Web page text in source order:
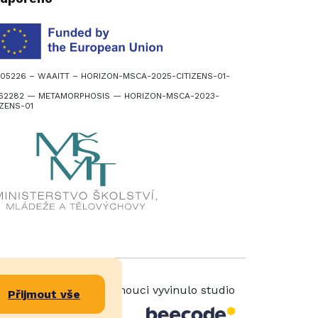
Přijmout vše
– WAAITT – HORIZON-MSCA-2025-CITIZENS-01-
— METAMORPHOSIS — HORIZON-MSCA-2023-
01
V Olomouci vyvinulo studio